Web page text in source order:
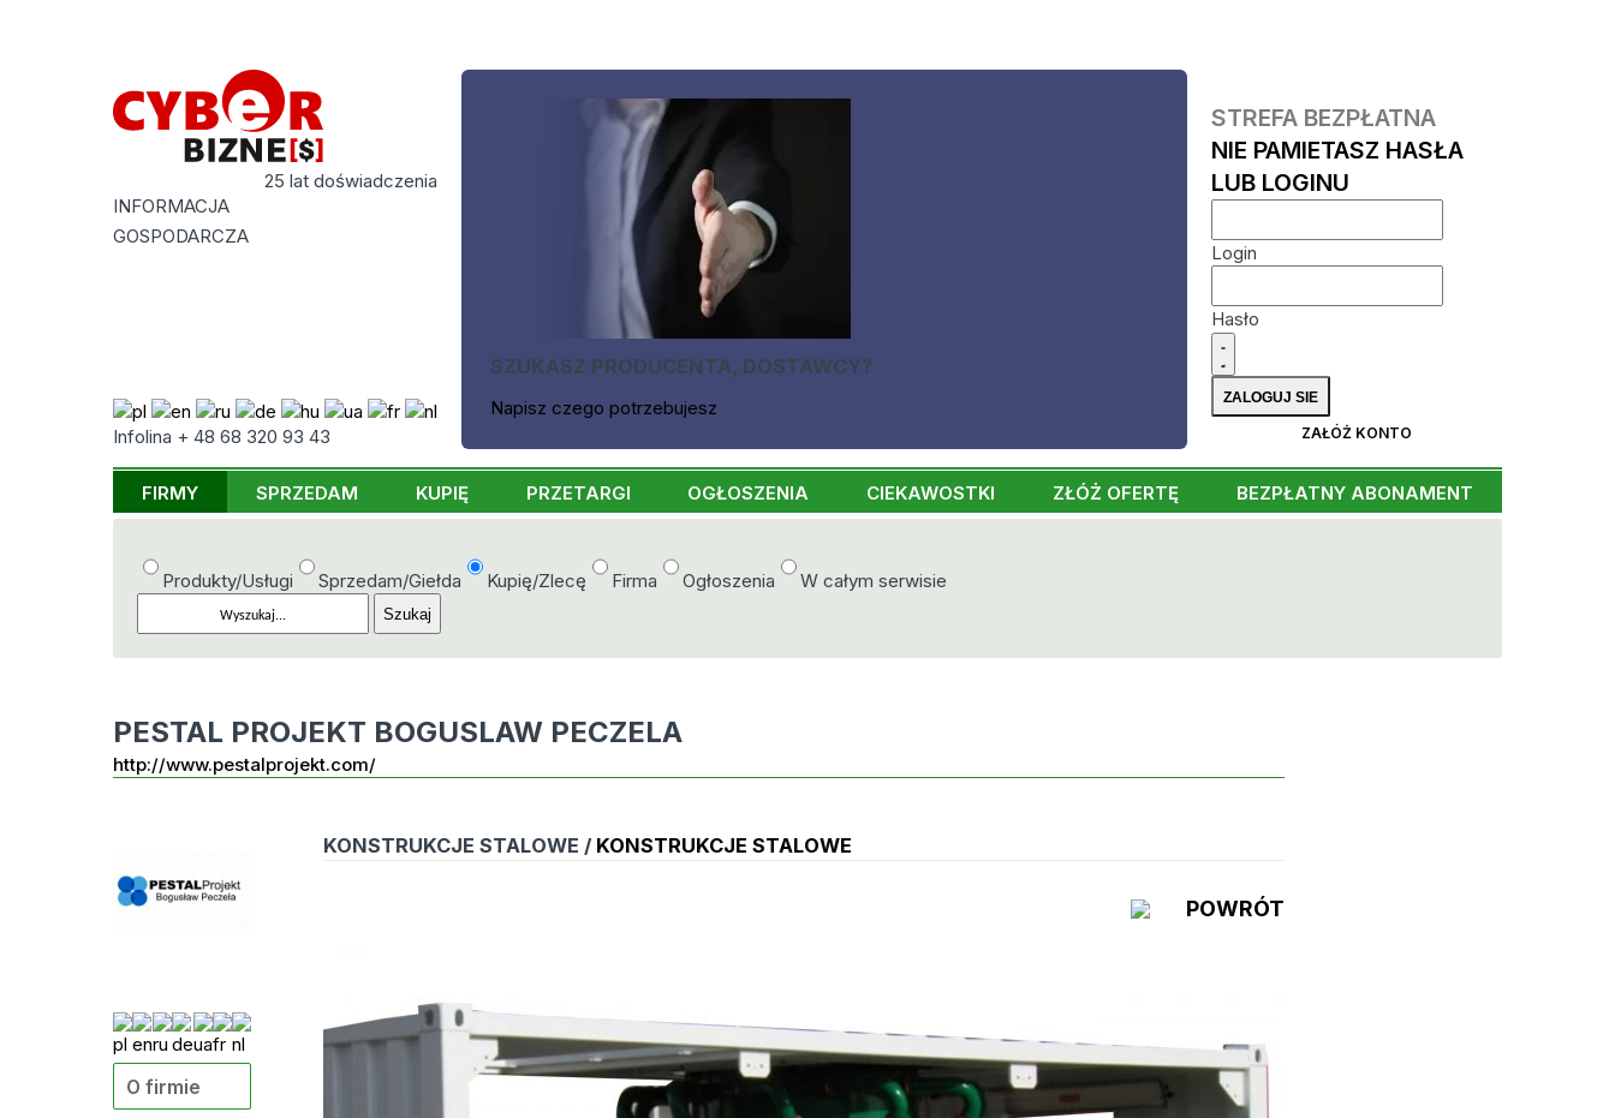
25 lat doświadczenia
INFORMACJA
GOSPODARCZA
Infolina + 48 68 320 93 43
SZUKASZ PRODUCENTA, DOSTAWCY?
Napisz czego potrzebujesz
STREFA BEZPŁATNA
NIE PAMIETASZ HASŁA
LUB LOGINU
Login
Hasło
ZAŁÓŻ KONTO
FIRMY SPRZEDAM KUPIĘ PRZETARGI OGŁOSZENIA CIEKAWOSTKI ZŁÓŻ OFERTĘ BEZPŁATNY ABONAMENT
Produkty/Usługi Sprzedam/Giełda Kupię/Zlecę Firma Ogłoszenia W całym serwisie
PESTAL PROJEKT BOGUSLAW PECZELA
http://www.pestalprojekt.com/
O firmie
KONSTRUKCJE STALOWE / KONSTRUKCJE STALOWE
POWRÓT